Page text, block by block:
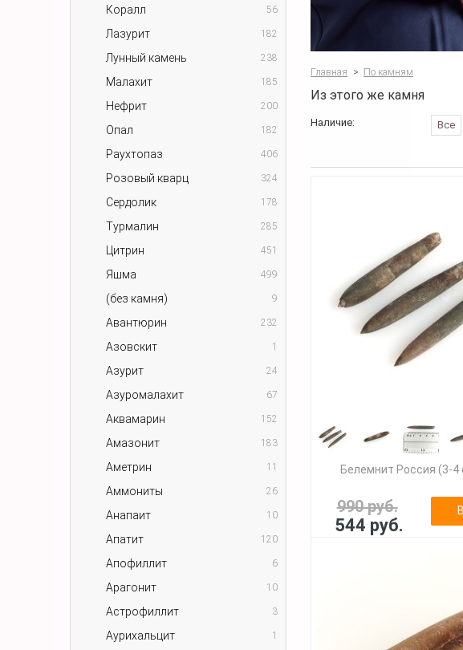
Коралл 56
Лазурит 182
Лунный камень 238
Малахит 185
Нефрит 200
Опал 182
Раухтопаз 406
Розовый кварц 324
Сердолик 178
Турмалин 285
Цитрин 451
Яшма 499
(без камня) 9
Авантюрин 232
Азовскит 1
Азурит 24
Азуромалахит 67
Аквамарин 152
Амазонит 183
Аметрин 11
Аммониты 26
Анапаит 10
Апатит 120
Апофиллит 6
Арагонит 10
Астрофиллит 3
Аурихальцит 1
Главная > По камням
Из этого же камня
Наличие: Все
Белемнит Россия (3-4
990 руб.
544 руб.